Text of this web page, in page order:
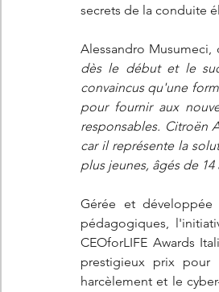
secrets de la conduite
Alessandro
dès le début et le
convaincus qu'une
pour fournir aux
responsables. Citroën
car il représente la
plus jeunes, âgés de 14
Gérée et
pédagogiques,
CEOforLIFE Awards
prestigieux prix pour
harcèlement et le